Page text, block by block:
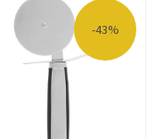
-43%